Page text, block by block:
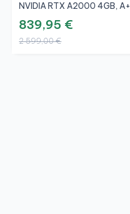
NVIDIA RTX A2000 4GB, A+
839,95 €
2 599,00 €